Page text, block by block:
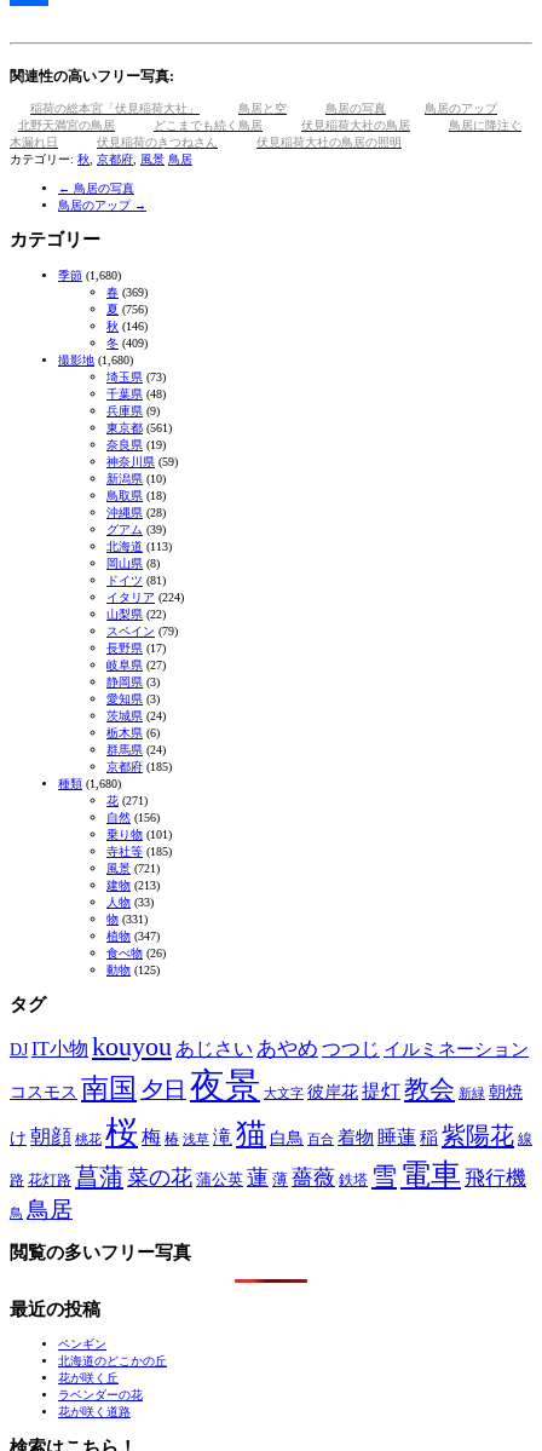
関連性の高いフリー写真:
稲荷の総本宮「伏見稲荷大社」 鳥居と空 鳥居の写真
鳥居のアップ
北野天満宮の鳥居
どこまでも続く鳥居 伏見稲荷大社の鳥居
鳥居に降注ぐ
木漏れ日
伏見稲荷のきつねさん
伏見稲荷大社の鳥居の照明
カテゴリー: 秋 京都府 風景 鳥居
← 鳥居の写真
鳥居のアップ →
カテゴリー
季節 (1,680)
春 (369)
夏 (756)
秋 (146)
冬 (409)
撮影地 (1,680)
埼玉県 (73)
千葉県 (48)
兵庫県 (9)
東京都 (561)
奈良県 (19)
神奈川県 (59)
新潟県 (10)
鳥取県 (18)
沖縄県 (28)
グアム (39)
北海道 (113)
岡山県 (8)
ドイツ (81)
イタリア (224)
山梨県 (22)
スペイン (79)
長野県 (17)
岐阜県 (27)
静岡県 (3)
愛知県 (3)
茨城県 (24)
栃木県 (6)
群馬県 (24)
京都府 (185)
種類 (1,680)
花 (271)
自然 (156)
乗り物 (101)
寺社等 (185)
風景 (721)
建物 (213)
人物 (33)
物 (331)
植物 (347)
食べ物 (26)
動物 (125)
タグ
DJIT小物 kouyou あじさい あやめ つつじ イルミネーション
コスモス 南国 夕日 夜景 大文字 彼岸花提灯教会 新緑 朝焼
け 朝顔 桃花 桜 梅 椿 浅草 滝猫 白鳥 百合 着物 睡蓮 稲紫陽花 線
路 花灯路 菖蒲 菜の花 蒲公英 蓮 薄 薔薇 鉄塔 雪 電車 飛行機
鳥 鳥居
閲覧の多いフリー写真
最近の投稿
ペンギン
北海道のどこかの丘
花が咲く丘
ラベンダーの花
花が咲く道路
検索はこちら！